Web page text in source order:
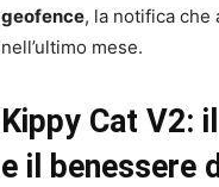
geofence, la notifica che
nell’ultimo mese.
Kippy Cat V2:
e il benessere